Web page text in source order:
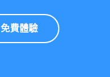
免費體驗